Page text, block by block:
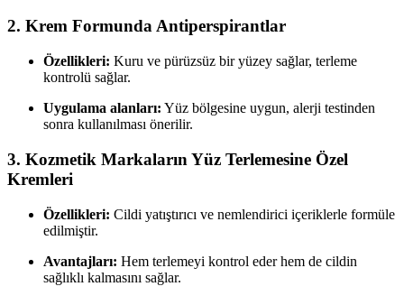
2. Krem Formunda Antiperspirantlar
Özellikleri: Kuru ve pürüzsüz bir yüzey sağlar, terleme
kontrolü sağlar.
Uygulama alanları: Yüz bölgesine uygun, alerji testinden
sonra kullanılması önerilir.
3. Kozmetik Markaların Yüz Terlemesine Özel
Kremleri
Özellikleri: Cildi yatıştırıcı ve nemlendirici içeriklerle formüle
edilmiştir.
Avantajları: Hem terlemeyi kontrol eder hem de cildin
sağlıklı kalmasını sağlar.